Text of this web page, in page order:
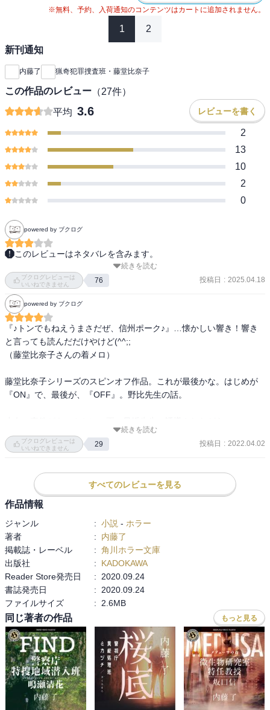
※無料、予約、入荷通知のコンテンツはカートに追加されません。
1 2
新刊通知
内藤了 猟奇犯罪捜査班・藤堂比奈子
この作品のレビュー （27件）
平均 3.6 レビューを書く
2
13
10
2
0
powered by ブクログ
このレビューはネタバレを含みます。
猟奇犯罪捜査班藤堂比奈子シリーズ
スピンオフ　猟奇犯罪分析官中島保
中島先生が、スイッチを押すものとして
研究を続けるその理由は、償いのため
「ＯＮ」として始まったひなちゃんシリーズ
それに対応させた「OFF」
保先生のより深い苦悩の描写
スイッチの開発
自らの脳にも負荷をかけて指導医師早川亡きあと
保を逮捕したのは比奈子
しかし保の罪は現在の科学では実証できない
ＯＮで説明しきれなかったスイッチが
もう少し詳細に描かれている
続きを読む
ブクログレビューは
いいねできません
76 投稿日 : 2025.04.18
powered by ブクログ
『♪トンでもねえうまさだぜ、信州ポーク♪』…懐かしい響き！響き
と言っても読んだだけやけど(^^;;
（藤堂比奈子さんの着メロ）
藤堂比奈子シリーズのスピンオフ作品。これが最後かな。はじめが
『ON』で、最後が、『OFF』。野比先生の話。
早坂先生…サイコパスとか精神的なのは、見た目は分からんから怖
いな〜
人にとっては自分にしかできない事やったんやから、辛いわな。
もう少し早く、比奈子ちゃんに会っていたら…
過去は、変えられないので、これからは償っていくしかないし…
蛍光灯ベビーというのもキツイ。文言も含めて。
親が赤ちゃんに構わず放置した場合などに、赤ちゃんが蛍光灯を
ぼんやりと見つめて…サイレントベビーとも呼ばれて…何かしんど
い(T . T)
続きを読む
ブクログレビューは
いいねできません
29 投稿日 : 2022.04.02
すべてのレビューを見る
作品情報
ジャンル : 小説 - ホラー
著者
:
内藤了
掲載誌・レーベル
: 角川ホラー文庫
出版社
:
KADOKAWA
Reader Store発売日
:
2020.09.24
書誌発売日
:
2020.09.24
ファイルサイズ
: 2.6MB
同じ著者の作品 もっと見る